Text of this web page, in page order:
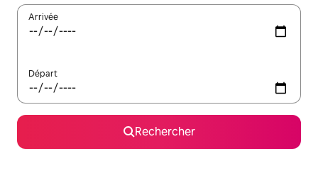
Arrivée
Départ
Rechercher